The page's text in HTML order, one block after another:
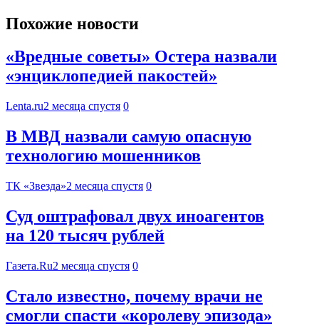
Похожие новости
«Вредные советы» Остера назвали
«энциклопедией пакостей»
Lenta.ru2 месяца спустя 0
В МВД назвали самую опасную
технологию мошенников
ТК «Звезда»2 месяца спустя 0
Суд оштрафовал двух иноагентов
на 120 тысяч рублей
Газета.Ru2 месяца спустя 0
Стало известно, почему врачи не
смогли спасти «королеву эпизода»